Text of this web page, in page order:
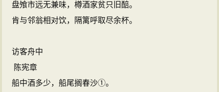
盘飧市远无兼味，樽酒家贫只旧醅。
肯与邻翁相对饮，隔篱呼取尽余杯。
访客舟中
陈宪章
船中酒多少，船尾搁春沙①。